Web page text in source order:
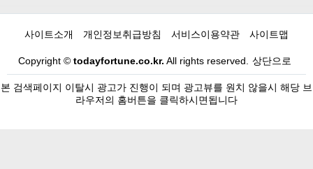
사이트소개 개인정보취급방침 서비스이용약관 사이트맵
Copyright © todayfortune.co.kr. All rights reserved. 상단으로
본 검색페이지 이탈시 광고가 진행이 되며 광고뷰를 원치 않을시 해당 브
라우저의 홈버튼을 클릭하시면됩니다